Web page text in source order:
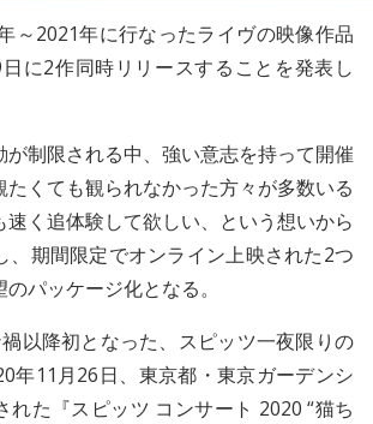
～2021年に行なったライヴの映像作品
に2作同時リリースすることを発表し
が制限される中、強い意志を持って開催
たくても観られなかった方々が多数いる
く追体験して欲しい、という想いから
、期間限定でオンライン上映された2つ
パッケージ化となる。
以降初となった、スピッツ一夜限りの
年11月26日、東京都・東京ガーデンシ
れた『スピッツ コンサート 2020 “猫ち